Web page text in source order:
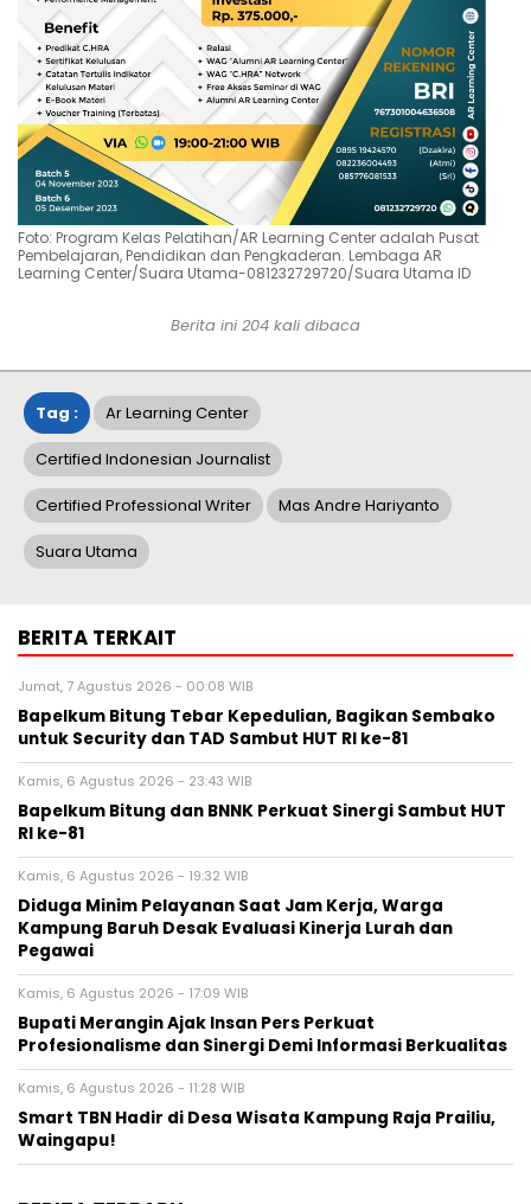
Foto: Program Kelas Pelatihan/AR Learning Center adalah Pusat
Pembelajaran, Pendidikan dan Pengkaderan. Lembaga AR
Learning Center/Suara Utama-081232729720/Suara Utama ID
Berita ini 204 kali dibaca
Tag : Ar Learning Center
Certified Indonesian Journalist
Certified Professional Writer Mas Andre Hariyanto
Suara Utama
BERITA TERKAIT
Jumat, 7 Agustus 2026 - 00:08 WIB
Bapelkum Bitung Tebar Kepedulian, Bagikan Sembako
untuk Security dan TAD Sambut HUT RI ke-81
Kamis, 6 Agustus 2026 - 23:43 WIB
Bapelkum Bitung dan BNNK Perkuat Sinergi Sambut HUT
RI ke-81
Kamis, 6 Agustus 2026 - 19:32 WIB
Diduga Minim Pelayanan Saat Jam Kerja, Warga
Kampung Baruh Desak Evaluasi Kinerja Lurah dan
Pegawai
Kamis, 6 Agustus 2026 - 17:09 WIB
Bupati Merangin Ajak Insan Pers Perkuat
Profesionalisme dan Sinergi Demi Informasi Berkualitas
Kamis, 6 Agustus 2026 - 11:28 WIB
Smart TBN Hadir di Desa Wisata Kampung Raja Prailiu,
Waingapu!